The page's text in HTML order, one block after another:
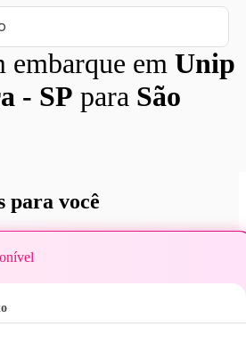
embarque em Unip
- SP para São
para você